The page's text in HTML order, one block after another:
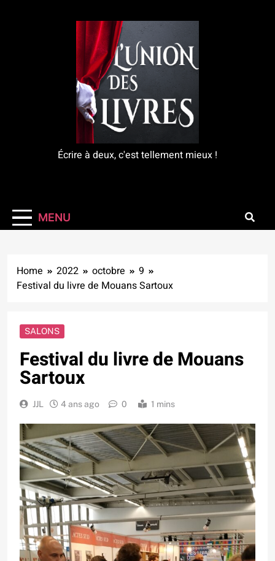
L'Union Des Livres
Écrire à deux, c'est tellement mieux !
MENU
Home 2022 octobre
9
Festival du livre de Mouans Sartoux
SALONS
Festival du livre de Mouans
Sartoux
JJL 4 ans ago 0 1 mins